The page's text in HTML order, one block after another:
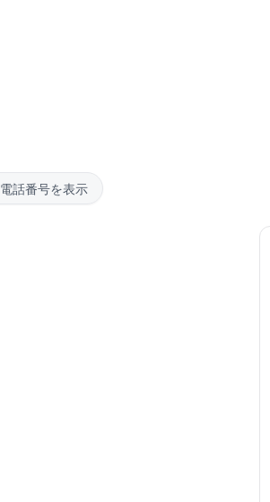
電話番号を表示